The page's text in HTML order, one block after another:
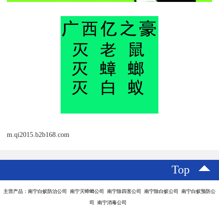
m.qi2015.b2b168.com
Top
主营产品：南宁白蚁防治公司 南宁灭蟑螂公司 南宁除四害公司 南宁除白蚁公司 南宁白蚁预防公
司 南宁消毒公司